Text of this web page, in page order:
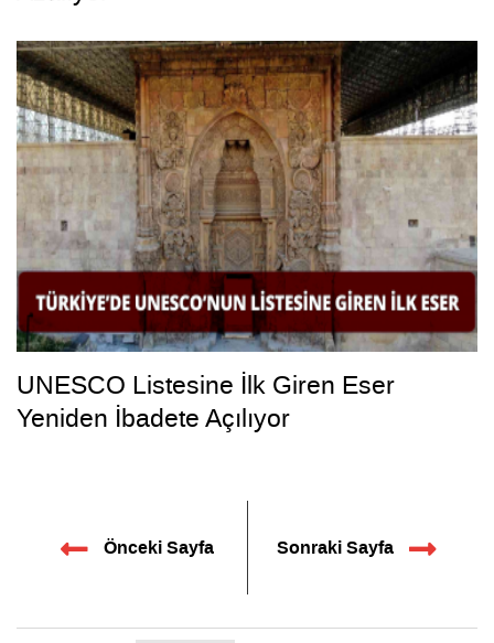
UNESCO Listesine İlk Giren Eser
Yeniden İbadete Açılıyor
Önceki Sayfa Sonraki Sayfa